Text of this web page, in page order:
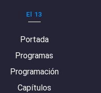
El 13
Portada
Programas
Programación
Capítulos